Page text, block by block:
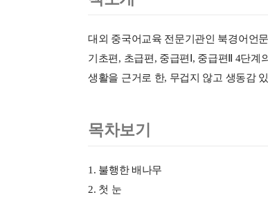
대외 중국어교육 전문기관인 북경어언
기초편, 초급편, 중급편Ⅰ, 중급편Ⅱ 4단
생활을 근거로 한, 무겁지 않고 생동감
목차보기
1. 불행한 배나무
2. 첫 눈